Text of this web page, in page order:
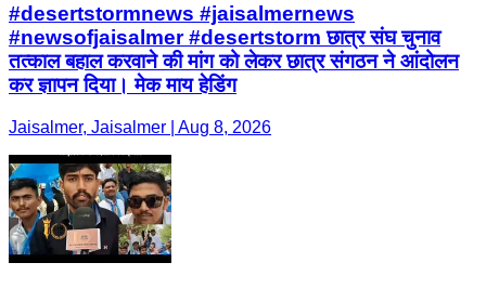
#desertstormnews #jaisalmernews
#newsofjaisalmer #desertstorm छात्र संघ चुनाव
तत्काल बहाल करवाने की मांग को लेकर छात्र संगठन ने आंदोलन
कर ज्ञापन दिया। मेक माय हेडिंग
Jaisalmer, Jaisalmer | Aug 8, 2026